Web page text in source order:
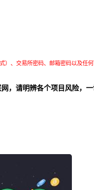
、交易所密码、邮箱密码以及任
，请明辨各个项目风险，